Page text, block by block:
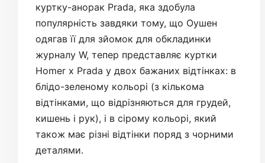
куртку-анорак Prada, яка здобула
популярність завдяки тому, що Оушен
одягав її для зйомок для обкладинки
журналу W, тепер представляє куртки
Homer x Prada у двох бажаних відтінках: в
блідо-зеленому кольорі (з кількома
відтінками, що відрізняються для грудей,
кишень і рук), і в сірому кольорі, який
також має різні відтінки поряд з чорними
деталями.